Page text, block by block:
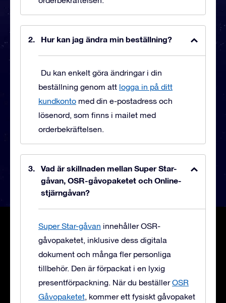
Hur kan jag ändra min beställning?
Du kan enkelt göra ändringar i din
beställning genom att logga in på ditt
kundkonto med din e-postadress och
lösenord, som finns i mailet med
orderbekräftelsen.
Vad är skillnaden mellan Super Star-
gåvan, OSR-gåvopaketet och Online-
stjärngåvan?
Super Star-gåvan innehåller OSR-
gåvopaketet, inklusive dess digitala
dokument och många fler personliga
tillbehör. Den är förpackat i en lyxig
presentförpackning. När du beställerOSR
Gåvopaketet, kommer ett fysiskt gåvopaket